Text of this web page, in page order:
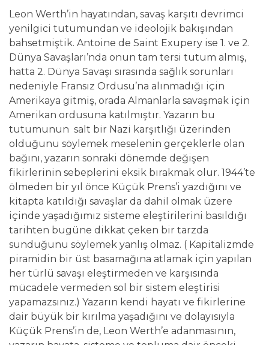
Leon Werth’in hayatından, savaş karşıtı devrimci
yenilgici tutumundan ve ideolojik bakışından
bahsetmiştik. Antoine de Saint Exupery ise 1. ve 2.
Dünya Savaşları’nda onun tam tersi tutum almış,
hatta 2. Dünya Savaşı sırasında sağlık sorunları
nedeniyle Fransız Ordusu’na alınmadığı için
Amerikaya gitmiş, orada Almanlarla savaşmak için
Amerikan ordusuna katılmıştır. Yazarın bu
tutumunun salt bir Nazi karşıtlığı üzerinden
olduğunu söylemek meselenin gerçeklerle olan
bağını, yazarın sonraki dönemde değişen
fikirlerinin sebeplerini eksik bırakmak olur. 1944’te
ölmeden bir yıl önce Küçük Prens’i yazdığını ve
kitapta katıldığı savaşlar da dahil olmak üzere
içinde yaşadığımız sisteme eleştirilerini basıldığı
tarihten bugüne dikkat çeken bir tarzda
sunduğunu söylemek yanlış olmaz. ( Kapitalizmde
piramidin bir üst basamağına atlamak için yapılan
her türlü savaşı eleştirmeden ve karşısında
mücadele vermeden sol bir sistem eleştirisi
yapamazsınız.) Yazarın kendi hayatı ve fikirlerine
dair büyük bir kırılma yaşadığını ve dolayısıyla
Küçük Prens’in de, Leon Werth’e adanmasının,